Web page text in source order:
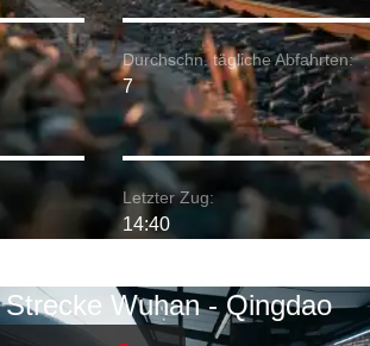
Durchschn. tägliche Abfahrten:
7
Letzter Zug:
14:40
Wuhan - Qingdao